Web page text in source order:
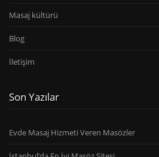
Masaj kültürü
Blog
İletişim
Son Yazılar
Evde Masaj Hizmeti Veren Masözler